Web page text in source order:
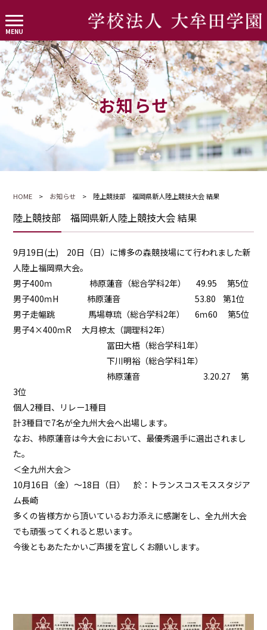
お知らせ
HOME > お知らせ > 陸上競技部 福岡県新人陸上競技大会 結果
陸上競技部 福岡県新人陸上競技大会 結果
9月19日(土) 20日（日）に博多の森競技場にて行われました新
人陸上福岡県大会。
男子400ｍ 柿原蓮音（総合学科2年） 49.95 第5位
男子400ｍH 柿原蓮音 53.80 第1位
男子走幅跳 馬場尊琉（総合学科2年） 6ｍ60 第5位
男子4×400ｍR 大月椋太（調理科2年）
冨田大梧（総合学科1年）
下川明裕（総合学科1年）
柿原蓮音 3.20.27 第
3位
個人2種目、リレー1種目
計3種目で7名が全九州大会へ出場します。
なお、柿原蓮音は今大会において、最優秀選手に選出されまし
た。
＜全九州大会＞
10月16日（金）～18日（日） 於：トランスコスモススタジア
ム長崎
多くの皆様方から頂いているお力添えに感謝をし、全九州大会
でも頑張ってくれると思います。
今後ともあたたかいご声援を宜しくお願いします。